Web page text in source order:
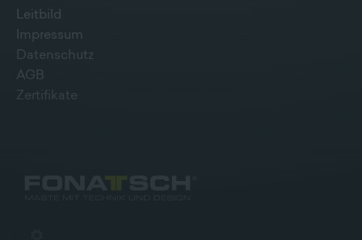
Leitbild
Impressum
Datenschutz
AGB
Zertifikate